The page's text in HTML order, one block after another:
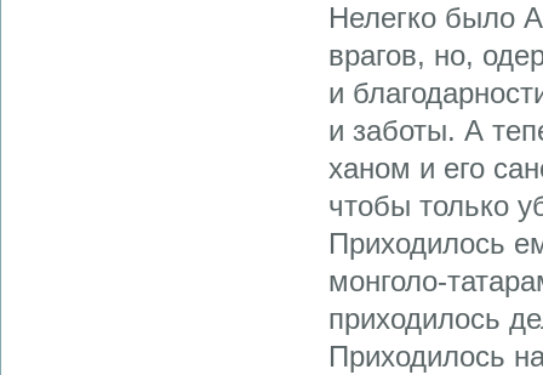
Нелегко было
врагов, но,
и
и заботы. А
ханом и его
чтобы только
Приходилось
монголо-
приходилось
Приходилось